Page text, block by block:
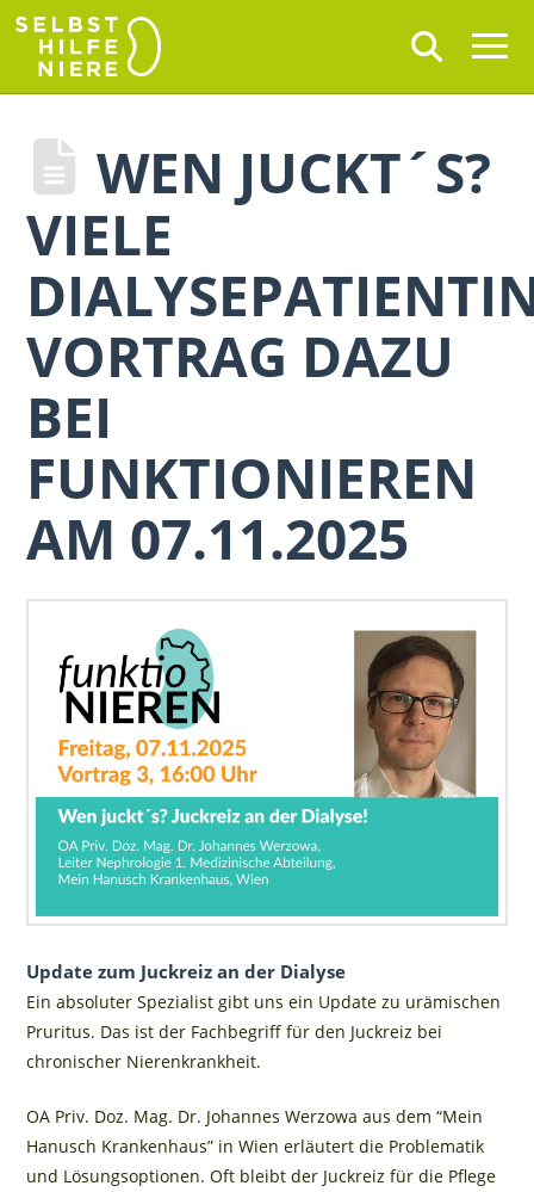
WEN JUCKT´S?
VIELE
VORTRAG DAZU
BEI
FUNKTIONIEREN
AM 07.11.2025
Update zum Juckreiz an der Dialyse
Ein absoluter Spezialist gibt uns ein Update zu urämischen
Pruritus. Das ist der Fachbegriff für den Juckreiz bei
chronischer Nierenkrankheit.
OA Priv. Doz. Mag. Dr. Johannes Werzowa aus dem “Mein
Hanusch Krankenhaus” in Wien erläutert die Problematik
und Lösungsoptionen. Oft bleibt der Juckreiz für die Pflege